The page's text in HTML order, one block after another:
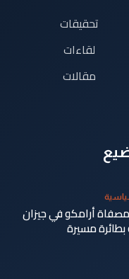
تحقيقات
لقاءات
مقالات
أرامكو في جيزان
مسيرة